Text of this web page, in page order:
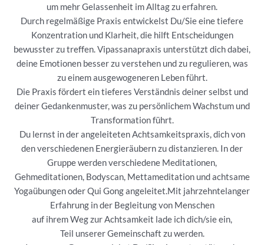
um mehr Gelassenheit im Alltag zu erfahren.
Durch regelmäßige Praxis entwickelst Du/Sie eine tiefere
Konzentration und Klarheit, die hilft Entscheidungen
bewusster zu treffen. Vipassanapraxis unterstützt dich dabei,
deine Emotionen besser zu verstehen und zu regulieren, was
zu einem ausgewogeneren Leben führt.
Die Praxis fördert ein tieferes Verständnis deiner selbst und
deiner Gedankenmuster, was zu persönlichem Wachstum und
Transformation führt.
Du lernst in der angeleiteten Achtsamkeitspraxis, dich von
den verschiedenen Energieräubern zu distanzieren. In der
Gruppe werden verschiedene Meditationen,
Gehmeditationen, Bodyscan, Mettameditation und achtsame
Yogaübungen oder Qui Gong angeleitet.Mit jahrzehntelanger
Erfahrung in der Begleitung von Menschen
auf ihrem Weg zur Achtsamkeit lade ich dich/sie ein,
Teil unserer Gemeinschaft zu werden.